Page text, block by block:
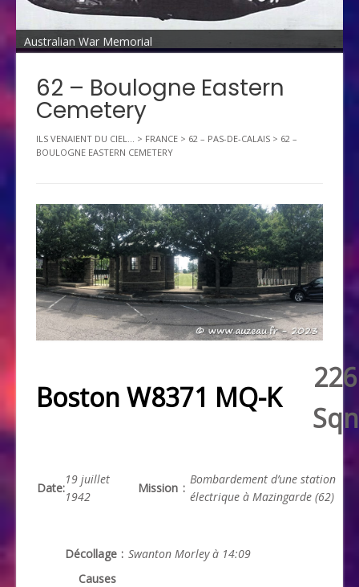
Australian War Memorial
62 – Boulogne Eastern
Cemetery
ILS VENAIENT DU CIEL... > FRANCE > 62 – PAS-DE-CALAIS > 62 –
BOULOGNE EASTERN CEMETERY
Boston W8371 MQ-K
226
Sqn
Date:
19 juillet
1942
Mission :
Bombardement d’une station
électrique à Mazingarde (62)
Décollage : Swanton Morley à 14:09
Causes